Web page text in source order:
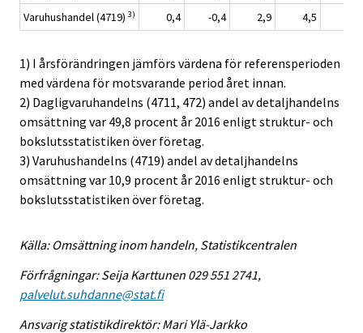
Varuhushandel (4719) 3) 0,4 -0,4 2,9 4,5
1) I årsförändringen jämförs värdena för referensperioden
med värdena för motsvarande period året innan.
2) Dagligvaruhandelns (4711, 472) andel av detaljhandelns
omsättning var 49,8 procent år 2016 enligt struktur- och
bokslutsstatistiken över företag.
3) Varuhushandelns (4719) andel av detaljhandelns
omsättning var 10,9 procent år 2016 enligt struktur- och
bokslutsstatistiken över företag.
Källa: Omsättning inom handeln, Statistikcentralen
Förfrågningar: Seija Karttunen 029 551 2741,
palvelut.suhdanne@stat.fi
Ansvarig statistikdirektör: Mari Ylä-Jarkko